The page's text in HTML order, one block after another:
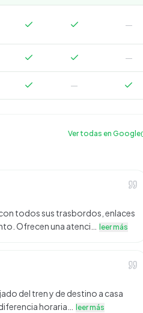
—
—
—
Ver todas en Google
todos sus trasbordos, enlaces
Ofrecen una atenci…
leer más
del tren y de destino a casa
horaria…
leer más